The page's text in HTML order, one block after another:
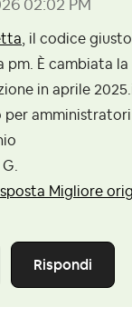
02:02 PM
, il codice giusto
pm. È cambiata la
in aprile
per
Migliore
Rispondi